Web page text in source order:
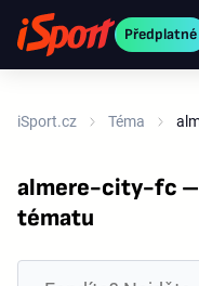
Předplatné
iSport.cz Téma
almere-city-fc –
tématu